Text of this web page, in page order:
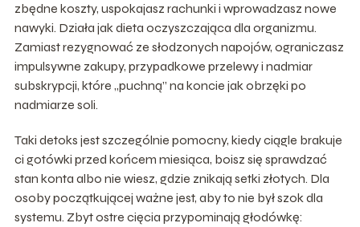
zbędne koszty, uspokajasz rachunki i wprowadzasz nowe
nawyki. Działa jak dieta oczyszczająca dla organizmu.
Zamiast rezygnować ze słodzonych napojów, ograniczasz
impulsywne zakupy, przypadkowe przelewy i nadmiar
subskrypcji, które „puchną” na koncie jak obrzęki po
nadmiarze soli.
Taki detoks jest szczególnie pomocny, kiedy ciągle brakuje
ci gotówki przed końcem miesiąca, boisz się sprawdzać
stan konta albo nie wiesz, gdzie znikają setki złotych. Dla
osoby początkującej ważne jest, aby to nie był szok dla
systemu. Zbyt ostre cięcia przypominają głodówkę: